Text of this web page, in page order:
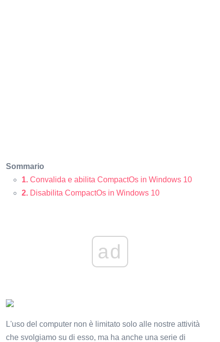
Sommario
1. Convalida e abilita CompactOs in Windows 10
2. Disabilita CompactOs in Windows 10
ad
L'uso del computer non è limitato solo alle nostre attività
che svolgiamo su di esso, ma ha anche una serie di